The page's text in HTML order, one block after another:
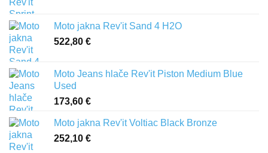
Moto jakna Rev'it Sand 4 H2O
522,80 €
Moto Jeans hlače Rev'it Piston Medium Blue
Used
173,60 €
Moto jakna Rev'it Voltiac Black Bronze
252,10 €